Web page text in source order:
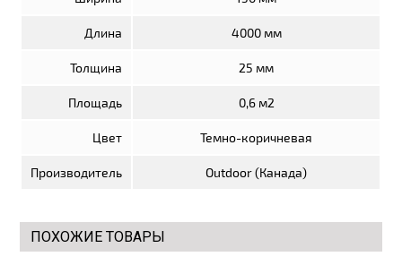
Элементы отделки
Потолки подвесные
Инструмент
Длина 4000 мм
Толщина 25 мм
Площадь 0,6 м2
Цвет Темно-коричневая
Производитель Outdoor (Канада)
ПОХОЖИЕ ТОВАРЫ